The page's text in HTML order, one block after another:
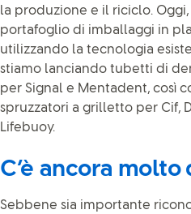
la produzione e il riciclo. Oggi,
portafoglio di imballaggi in
utilizzando la tecnologia
stiamo lanciando tubetti di
per Signal e Mentadent, così
spruzzatori a grilletto per Cif,
Lifebuoy.
C’è ancora molto
Sebbene sia importante